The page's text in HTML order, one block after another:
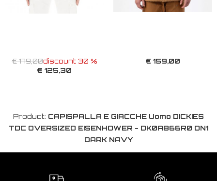
€ 179,00discount 30 %
€ 125,30
€ 159,00
Product: CAPISPALLA E GIACCHE Uomo DICKIES
TDC OVERSIZED EISENHOWER - DK0A866R0 DN1
DARK NAVY